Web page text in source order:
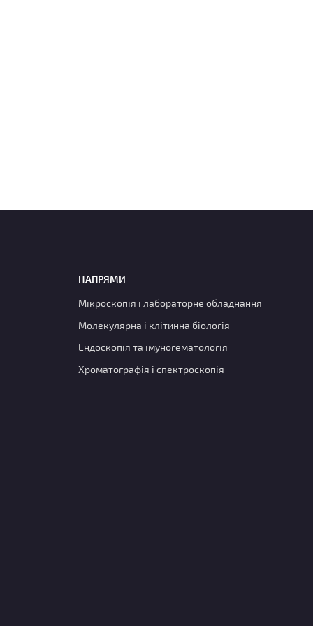
НАПРЯМИ
Мікроскопія і лабораторне обладнання
Молекулярна і клітинна біологія
Ендоскопія та імуногематологія
Хроматографія і спектроскопія